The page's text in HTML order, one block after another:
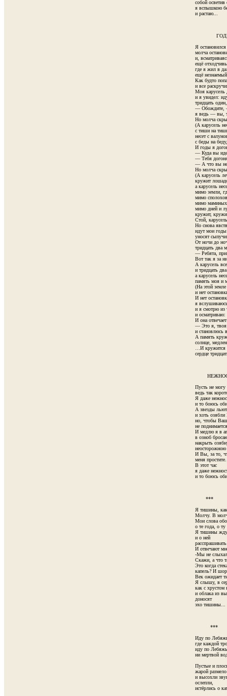
собой осветив
я вспышкою
и растаю...
Я
молча
и,
ещё
где я жил в
ещё
Как будто
и все
Моя карусель
и я увидел:
тридцать
— Обождите,
я ведь — вы,
Но молча
(А карусель
с тиши на
несет с
с беды на
И годы я
— Куда вы
— Тебя
— А что вы
Но молча
(А карусель
кружит
а карусель
мимо земли,
мимо
мимо
мимо дней и
кружит,
Стой,
Но снова
идут мои
уносят
От ночи до
тридцать два
— Ребята,
Вот так я за
А карусель
и тридцать
а карусель
память моя и
(На этой
и нет
И нет
я
и я смотрю из
и
И она
— Это я, твоя
и
А память
солнце,
…И кружится
сердце
Пусть не
ведь так
Я даже
и то боюсь
А звезды
и хоть озябли
но, чтобы
не
И медлю я в
в озноб
накрыть
неосторожною
И Вы, за то,
меня простите.
В этот час
я даже
и то боюсь
       ***
Я тишины,
Молчу. В
Мои слова
о те года, о ту
Я тишины жду
и о ней
И отвечают
-Мы не
Скажи, а что
Это когда
капель? И
Век ожидает
Я слышу, в
как с хрустом
и облака из
доносят
эхо тишины...
          ***
Иду по
где каждой
иду по
ни мертвой
Пустые и
жарой
и высохли
ослепли,
истёрлись о